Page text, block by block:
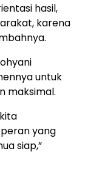
hasil,
karena
untuk
maksimal.
yang
siap,”